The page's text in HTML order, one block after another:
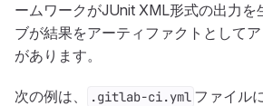
ームワークがJUnit XML形式の出力を
ブが結果をアーティファクトとして
があります。
次の例は、 .gitlab-ci.yml ファイル